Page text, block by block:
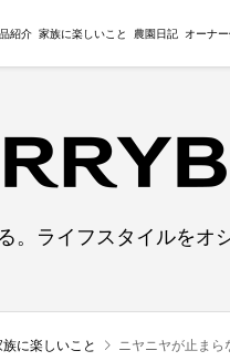
紹介 家族に楽しいこと 農園日記 オーナ
。ライフスタイルをオ
族に楽しいこと ニヤニヤが止まら